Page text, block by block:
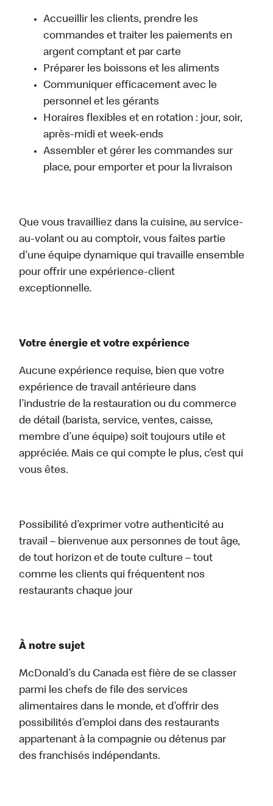
Accueillir les clients, prendre les
commandes et traiter les paiements en
argent comptant et par carte
Préparer les boissons et les aliments
Communiquer efficacement avec le
personnel et les gérants
Horaires flexibles et en rotation : jour, soir,
après-midi et week-ends
Assembler et gérer les commandes sur
place, pour emporter et pour la livraison
Que vous travailliez dans la cuisine, au service-
au-volant ou au comptoir, vous faites partie
d’une équipe dynamique qui travaille ensemble
pour offrir une expérience-client
exceptionnelle.
Votre énergie et votre expérience
Aucune expérience requise, bien que votre
expérience de travail antérieure dans
l’industrie de la restauration ou du commerce
de détail (barista, service, ventes, caisse,
membre d’une équipe) soit toujours utile et
appréciée. Mais ce qui compte le plus, c’est qui
vous êtes.
Possibilité d’exprimer votre authenticité au
travail – bienvenue aux personnes de tout âge,
de tout horizon et de toute culture – tout
comme les clients qui fréquentent nos
restaurants chaque jour
À notre sujet
McDonald’s du Canada est fière de se classer
parmi les chefs de file des services
alimentaires dans le monde, et d’offrir des
possibilités d’emploi dans des restaurants
appartenant à la compagnie ou détenus par
des franchisés indépendants.